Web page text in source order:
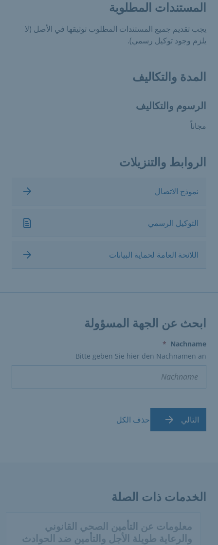
المستندات المطلوبة
يجب تقديم جميع المستندات المطلوب توثيقها في الأصل (لا
يلزم وجود توكيل رسمي).
المدة والتكاليف
الرسوم والتكاليف
مجاناً
الروابط والتنزيلات
نموذج الاتصال
التوكيل الرسمي
اللائحة العامة لحماية البيانات
ابحث عن الجهة المسؤولة
Nachname
*
Bitte geben Sie hier den Nachnamen an
التالي حذف الكل
الخدمات ذات الصلة
معلومات عن التأمين الصحي القانوني
والرعاية طويلة الأجل والتأمين ضد الحوادث